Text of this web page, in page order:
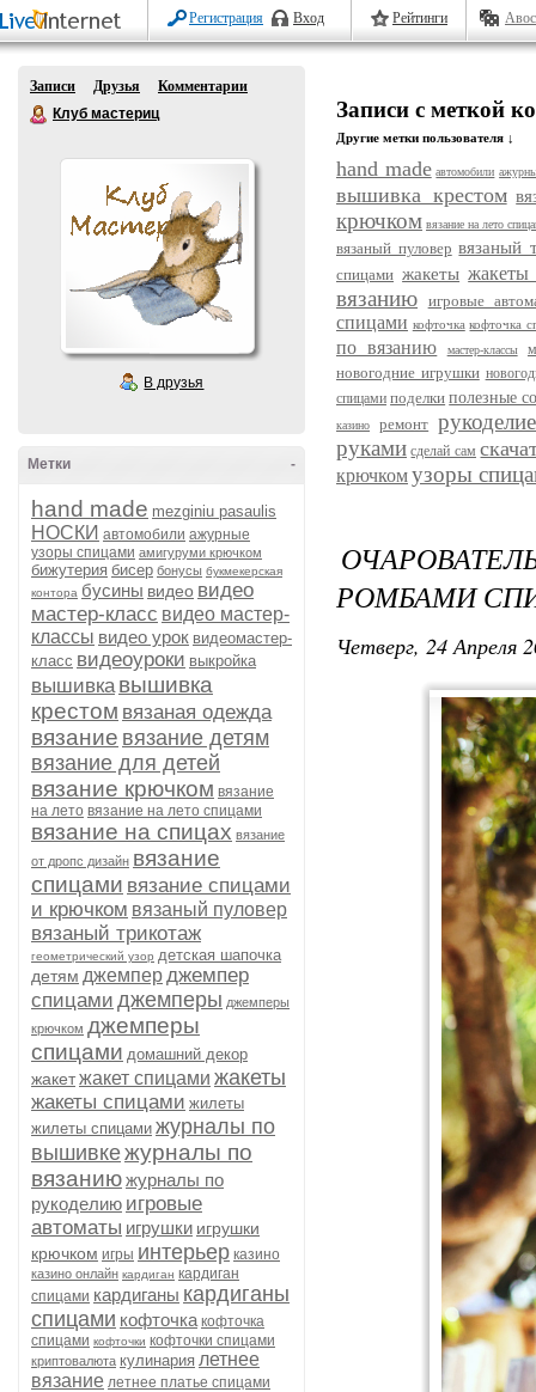
Регистрация Вход Рейтинги
Записи Друзья
Комментарии
Клуб мастериц
В друзья
-
Метки
hand made mezginiu pasaulis
НОСКИ автомобили ажурные
узоры спицами амигуруми крючком
бижутерия бисер бонусы букмекерская
контора бусины видео видео
мастер-класс видео мастер-
классы видео урок видеомастер-
класс видеоуроки выкройка
вышивка вышивка
крестом вязаная одежда
вязание вязание детям
вязание для детей
вязание крючком вязание
на лето вязание на лето спицами
вязание на спицах вязание
от дропс дизайн вязание
спицами вязание спицами
и крючком вязаный пуловер
вязаный трикотаж
геометрический узор детская шапочка
детям джемперджемпер
спицами джемперы джемперы
крючком джемперы
спицами домашний декор
жакетжакет спицами жакеты
жакеты спицами жилеты
жилеты спицами журналы по
вышивкежурналы по
вязаниюжурналы по
рукоделию игровые
автоматы игрушки игрушки
крючком игры интерьер казино
казино онлайн кардиган кардиган
спицами кардиганы кардиганы
спицами кофточка кофточка
спицами кофточки кофточки спицами
криптовалюта кулинария летнее
вязание летнее платье спицами
Записи с меткой
Другие метки пользователя ↓
hand made автомобили
вышивка крестом
крючком вязание на лето
вязаный пуловер вязаный
спицами жакеты жакеты
вязанию игровые
спицами кофточка кофточка
по вязанию мастер-классы
новогодние игрушки
спицами поделки полезные
казино ремонт рукоделие
руками сделай сам
крючкомузоры
РОМБАМИ
Четверг, 24 Апреля